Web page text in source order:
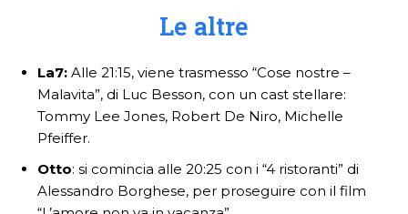
Le altre
La7: Alle 21:15, viene trasmesso “Cose nostre –
Malavita”, di Luc Besson, con un cast stellare:
Tommy Lee Jones, Robert De Niro, Michelle
Pfeiffer.
Otto: si comincia alle 20:25 con i “4 ristoranti” di
Alessandro Borghese, per proseguire con il film